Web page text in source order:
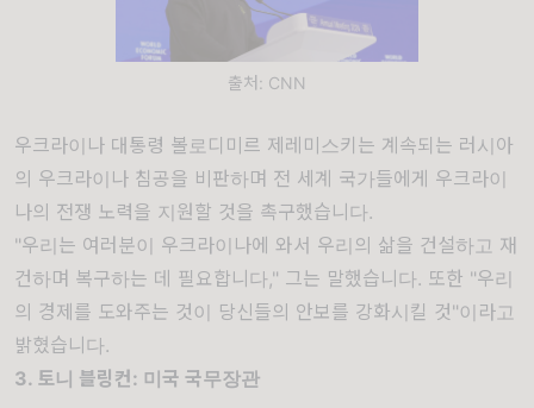
출처: CNN
우크라이나 대통령 볼로디미르 제레미스키는 계속되는 러시아
의 우크라이나 침공을 비판하며 전 세계 국가들에게 우크라이
나의 전쟁 노력을 지원할 것을 촉구했습니다.
"우리는 여러분이 우크라이나에 와서 우리의 삶을 건설하고 재
건하며 복구하는 데 필요합니다," 그는 말했습니다. 또한 "우리
의 경제를 도와주는 것이 당신들의 안보를 강화시킬 것"이라고
밝혔습니다.
3. 토니 블링컨: 미국 국무장관